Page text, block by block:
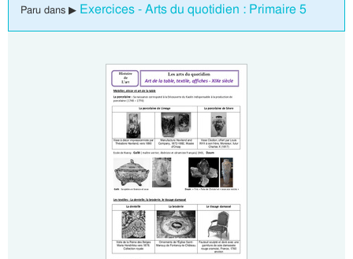
Paru dans ▶ Exercices - Arts du quotidien : Primaire 5